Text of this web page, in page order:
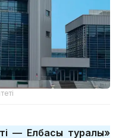
— Елбасы туралы»